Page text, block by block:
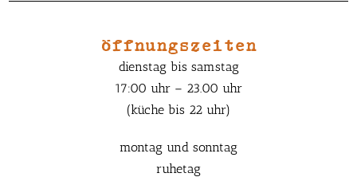
öffnungszeiten
dienstag bis samstag
17:00 uhr – 23.00 uhr
(küche bis 22 uhr)
montag und sonntag
ruhetag